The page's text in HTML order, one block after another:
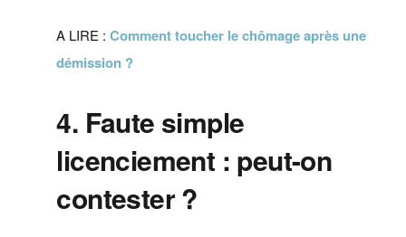
A LIRE :Comment toucher le chômage après une
démission ?
4. Faute simple
licenciement : peut-on
contester ?